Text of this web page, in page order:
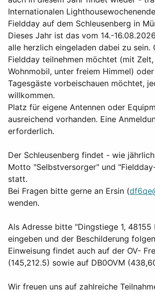
Internationalen
Fieldday auf dem Schleusenberg in
Dieses Jahr ist das vom 14.-
alle herzlich eingeladen dabei zu sein.
Fieldday teilnehmen möchtet (mit Zelt,
Wohnmobil, unter freiem Himmel)
Tagesgäste vorbeischauen möchtet,
willkommen.
Platz für eigene Antennen oder
ausreichend vorhanden. Eine
erforderlich.
Der Schleusenberg findet - wie
Motto "Selbstversorger" und
statt.
Bei Fragen bitte gerne an Ersin (
wenden.
Als Adresse bitte "Dingstiege 1, 48155
eingeben und der Beschilderung
Einweisung findet auch auf der OV-
(145,212.5) sowie auf DB0OVM
Wir freuen uns auf zahlreiche